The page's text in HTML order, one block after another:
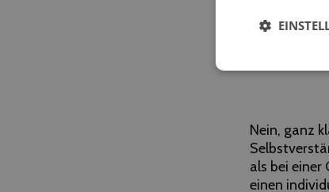
Nein, ganz
als bei
einen